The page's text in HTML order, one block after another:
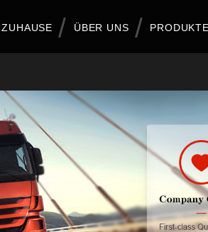
ZUHAUSE ÜBER UNS PRODUKTE